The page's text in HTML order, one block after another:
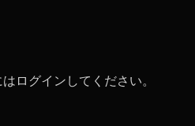
ログイン してください。